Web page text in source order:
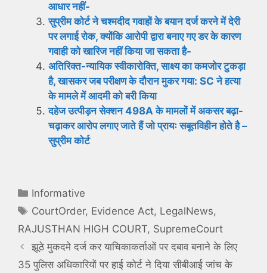
आधार नहीं-
सुप्रीम कोर्ट ने चश्मदीद गवाहों के बयान दर्ज करने में देरी
पर लगाई रोक, क्योंकि आरोपी द्वारा बनाए गए डर के कारण
गवाही को खारिज नहीं किया जा सकता है-
अतिरिक्त-न्यायिक स्वीकारोक्ति, साक्ष्य का कमजोर टुकड़ा
है, खासकर जब परीक्षण के दौरान मुकर गया: SC ने हत्या
के मामले में आदमी को बरी किया
दहेज उत्पीड़न सेक्शन 498A के मामलों में अकसर बढ़ा-
चढ़ाकर आरोप लगाए जाते हैं जो प्रायः सबूतविहीन होते है –
सुप्रीम कोर्ट
Categories
Informative
Tags
CourtOrder, Evidence Act, LegalNews,
RAJUSTHAN HIGH COURT, SupremeCourt
झूठे मुकदमे दर्ज कर याचिकाकर्ताओं पर दबाव बनाने के लिए
35 पुलिस अधिकारियों पर हाई कोर्ट ने दिया सीबीआई जांच के